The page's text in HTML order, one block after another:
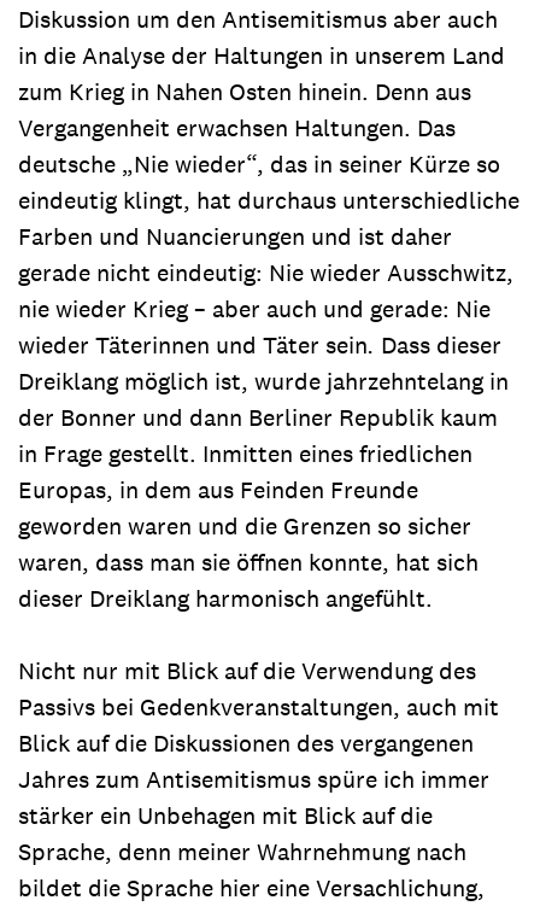
Diskussion um den Antisemitismus aber auch
in die Analyse der Haltungen in unserem Land
zum Krieg in Nahen Osten hinein. Denn aus
Vergangenheit erwachsen Haltungen. Das
deutsche „Nie wieder“, das in seiner Kürze so
eindeutig klingt, hat durchaus unterschiedliche
Farben und Nuancierungen und ist daher
gerade nicht eindeutig: Nie wieder Ausschwitz,
nie wieder Krieg – aber auch und gerade: Nie
wieder Täterinnen und Täter sein. Dass dieser
Dreiklang möglich ist, wurde jahrzehntelang in
der Bonner und dann Berliner Republik kaum
in Frage gestellt. Inmitten eines friedlichen
Europas, in dem aus Feinden Freunde
geworden waren und die Grenzen so sicher
waren, dass man sie öffnen konnte, hat sich
dieser Dreiklang harmonisch angefühlt.
Nicht nur mit Blick auf die Verwendung des
Passivs bei Gedenkveranstaltungen, auch mit
Blick auf die Diskussionen des vergangenen
Jahres zum Antisemitismus spüre ich immer
stärker ein Unbehagen mit Blick auf die
Sprache, denn meiner Wahrnehmung nach
bildet die Sprache hier eine Versachlichung,